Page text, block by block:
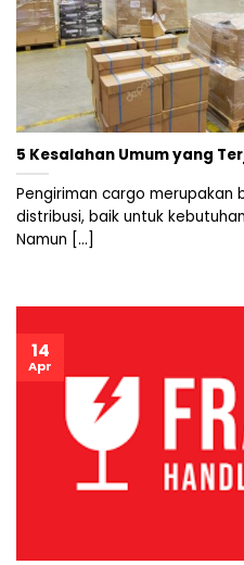
5 Kesalahan Umum yang
Pengiriman cargo
distribusi, baik untuk
Namun [...]
14
Apr